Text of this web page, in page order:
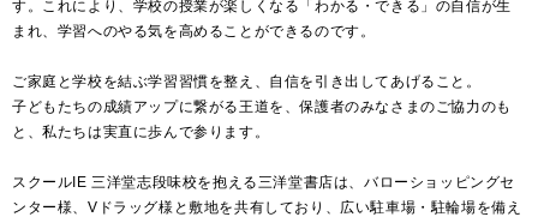
す。これにより、学校の授業が楽しくなる「わかる・できる」の自信が生
まれ、学習へのやる気を高めることができるのです。
ご家庭と学校を結ぶ学習習慣を整え、自信を引き出してあげること。
子どもたちの成績アップに繋がる王道を、保護者のみなさまのご協力のも
と、私たちは実直に歩んで参ります。
スクールIE 三洋堂志段味校を抱える三洋堂書店は、バローショッピングセ
ンター様、Vドラッグ様と敷地を共有しており、広い駐車場・駐輪場を備え